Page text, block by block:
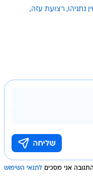
נתניהו רצועת עזה
אני מסכים לתנאי השימוש